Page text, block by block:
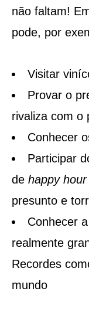
não faltam!
pode, por
Visitar
Provar o
rivaliza com o
Conhecer
Participar
de happy hour
presunto e
Conhecer
realmente
Recordes
mundo